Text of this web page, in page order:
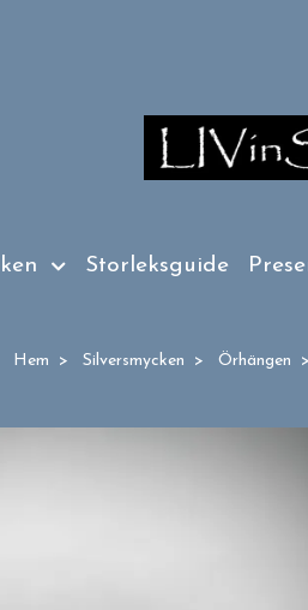
Storleksguide
Hem Silversmycken Örhängen